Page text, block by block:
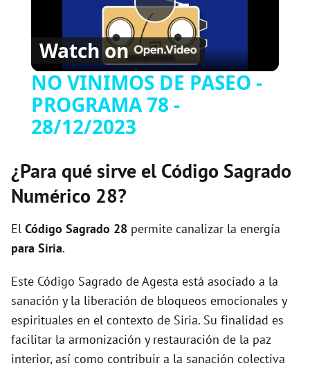
P
l
a
i
e
o
Watch on
NO VINIMOS DE PASEO -
PROGRAMA 78 -
28/12/2023
¿Para qué sirve el Código Sagrado
Numérico 28?
El Código Sagrado 28 permite canalizar la energía
para Siria.
Este Código Sagrado de Agesta está asociado a la
sanación y la liberación de bloqueos emocionales y
espirituales en el contexto de Siria. Su finalidad es
facilitar la armonización y restauración de la paz
interior, así como contribuir a la sanación colectiva